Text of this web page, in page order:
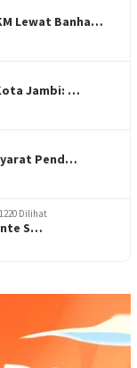
Lewat Banha…
Jambi: …
Pend…
1220 Dilihat
S…